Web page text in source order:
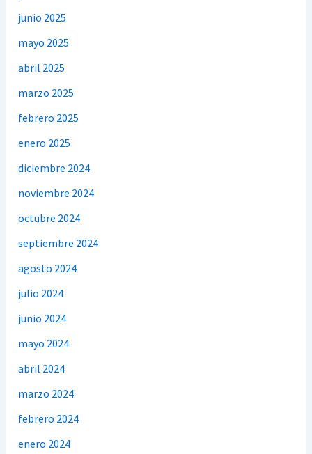
junio 2025
mayo 2025
abril 2025
marzo 2025
febrero 2025
enero 2025
diciembre 2024
noviembre 2024
octubre 2024
septiembre 2024
agosto 2024
julio 2024
junio 2024
mayo 2024
abril 2024
marzo 2024
febrero 2024
enero 2024